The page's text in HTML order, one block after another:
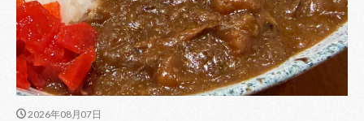
2026年08月07日